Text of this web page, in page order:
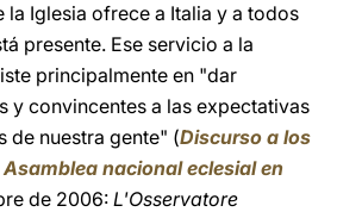
Iglesia ofrece a Italia y a todos
presente. Ese servicio a la
principalmente en "dar
y convincentes a las expectativas
de nuestra gente" (Discurso a los
nacional eclesial en
de 2006: L'Osservatore